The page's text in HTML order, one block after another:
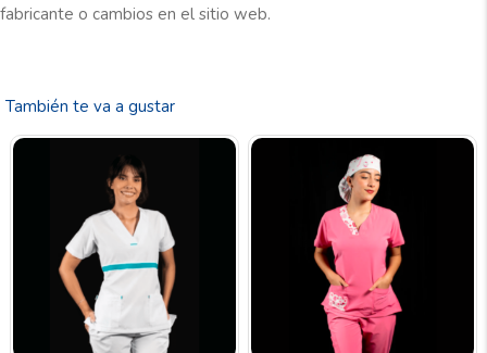
fabricante o cambios en el sitio web.
También te va a gustar